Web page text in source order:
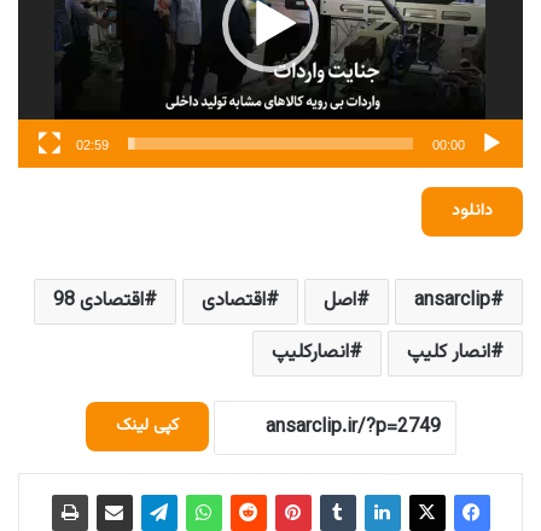
00:00
02:59
دانلود
ansarclip اصل اقتصادی
اقتصادی 98
انصار کلیپ
انصارکلیپ
کپی لینک